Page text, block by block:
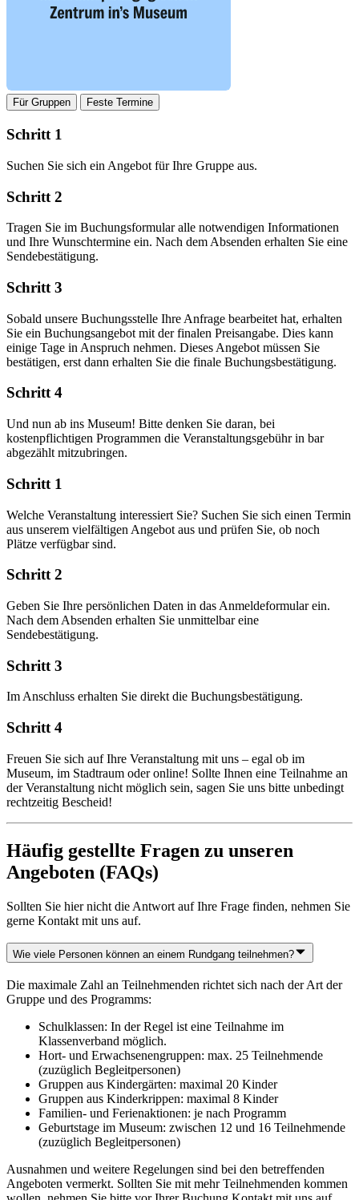
Für Gruppen Feste Termine
Schritt 1
Suchen Sie sich ein Angebot für Ihre Gruppe aus.
Schritt 2
Tragen Sie im Buchungsformular alle notwendigen Informationen
und Ihre Wunschtermine ein. Nach dem Absenden erhalten Sie eine
Sendebestätigung.
Schritt 3
Sobald unsere Buchungsstelle Ihre Anfrage bearbeitet hat, erhalten
Sie ein Buchungsangebot mit der finalen Preisangabe. Dies kann
einige Tage in Anspruch nehmen. Dieses Angebot müssen Sie
bestätigen, erst dann erhalten Sie die finale Buchungsbestätigung.
Schritt 4
Und nun ab ins Museum! Bitte denken Sie daran, bei
kostenpflichtigen Programmen die Veranstaltungsgebühr in bar
abgezählt mitzubringen.
Schritt 1
Welche Veranstaltung interessiert Sie? Suchen Sie sich einen Termin
aus unserem vielfältigen Angebot aus und prüfen Sie, ob noch
Plätze verfügbar sind.
Schritt 2
Geben Sie Ihre persönlichen Daten in das Anmeldeformular ein.
Nach dem Absenden erhalten Sie unmittelbar eine
Sendebestätigung.
Schritt 3
Im Anschluss erhalten Sie direkt die Buchungsbestätigung.
Schritt 4
Freuen Sie sich auf Ihre Veranstaltung mit uns – egal ob im
Museum, im Stadtraum oder online! Sollte Ihnen eine Teilnahme an
der Veranstaltung nicht möglich sein, sagen Sie uns bitte unbedingt
rechtzeitig Bescheid!
Häufig gestellte Fragen zu unseren
Angeboten (FAQs)
Sollten Sie hier nicht die Antwort auf Ihre Frage finden, nehmen Sie
gerne Kontakt mit uns auf.
Wie viele Personen können an einem Rundgang teilnehmen?
Die maximale Zahl an Teilnehmenden richtet sich nach der Art der
Gruppe und des Programms:
Schulklassen: In der Regel ist eine Teilnahme im
Klassenverband möglich.
Hort- und Erwachsenengruppen: max. 25 Teilnehmende
(zuzüglich Begleitpersonen)
Gruppen aus Kindergärten: maximal 20 Kinder
Gruppen aus Kinderkrippen: maximal 8 Kinder
Familien- und Ferienaktionen: je nach Programm
Geburtstage im Museum: zwischen 12 und 16 Teilnehmende
(zuzüglich Begleitpersonen)
Ausnahmen und weitere Regelungen sind bei den betreffenden
Angeboten vermerkt. Sollten Sie mit mehr Teilnehmenden kommen